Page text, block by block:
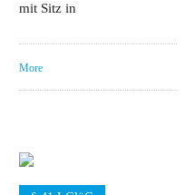
mit Sitz in
More